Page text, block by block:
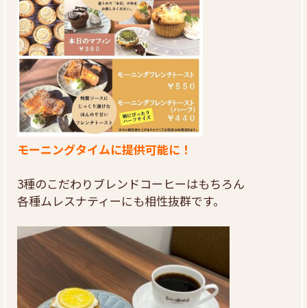
モーニングタイムに提供可能に！
3種のこだわりブレンドコーヒーはもちろん
各種ムレスナティーにも相性抜群です。